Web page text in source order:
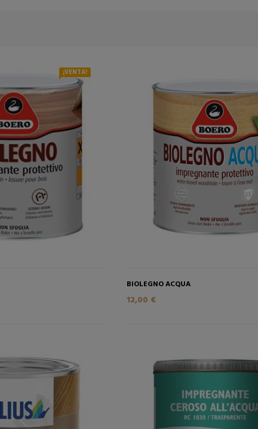
¡VENTA!
BIOLEGNO ACQUA
12,00 €
A LA CESTA AÑADIR A LA CESTA
A LA CESTA AÑADIR A LA CESTA